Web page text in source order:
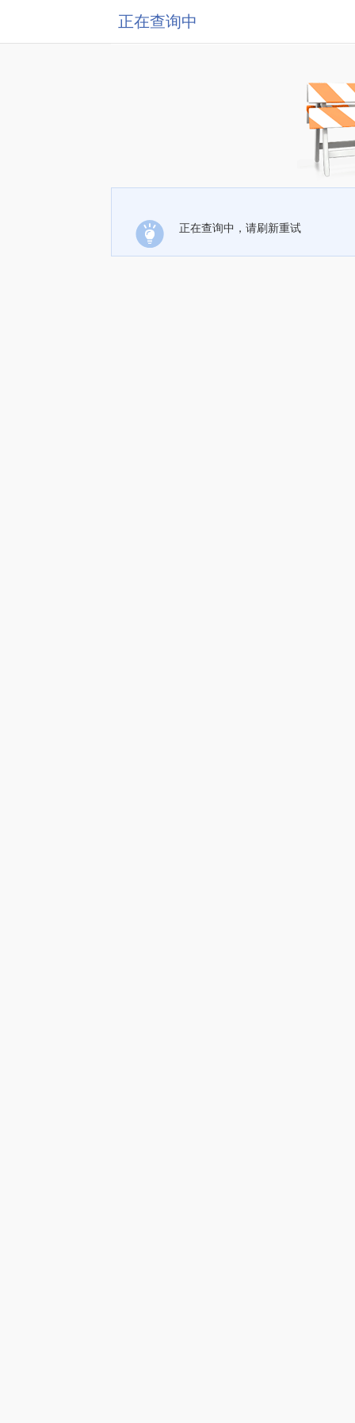
正在查询中
正在查询中，请刷新重试